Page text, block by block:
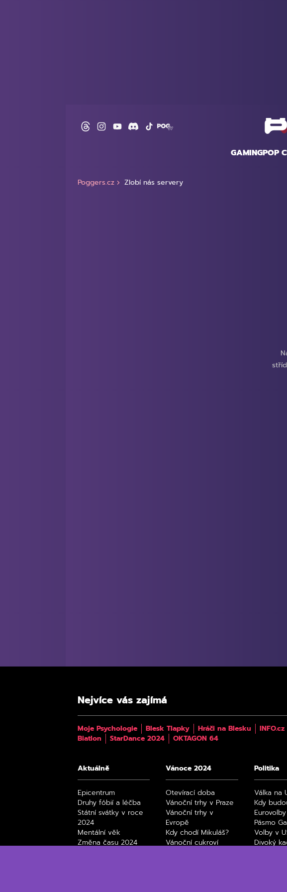
GAMINGPOP
Poggers.cz Zlobí nás servery
Nejvíce vás zajímá
Moje Psychologie Blesk Tlapky Hráči na Blesku INFO.cz
Biatlon
StarDance 2024 OKTAGON 64
Aktuálně
Epicentrum
Druhy fóbií a léčba
Státní svátky v roce
2024
Mentální věk
Změna času 2024
Vánoce 2024
Otevírací doba
Vánoční trhy v Praze
Vánoční trhy v
Evropě
Kdy chodí Mikuláš?
Vánoční cukroví
Politika
Válka na
Kdy
Pásmo
Volby v
Divoký